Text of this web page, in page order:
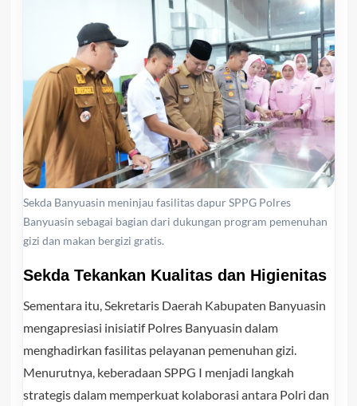
Sekda Banyuasin meninjau fasilitas dapur SPPG Polres
Banyuasin sebagai bagian dari dukungan program pemenuhan
gizi dan makan bergizi gratis.
Sekda Tekankan Kualitas dan Higienitas
Sementara itu, Sekretaris Daerah Kabupaten Banyuasin
mengapresiasi inisiatif Polres Banyuasin dalam
menghadirkan fasilitas pelayanan pemenuhan gizi.
Menurutnya, keberadaan SPPG I menjadi langkah
strategis dalam memperkuat kolaborasi antara Polri dan